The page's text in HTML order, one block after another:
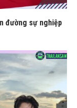
đường sự nghiệp